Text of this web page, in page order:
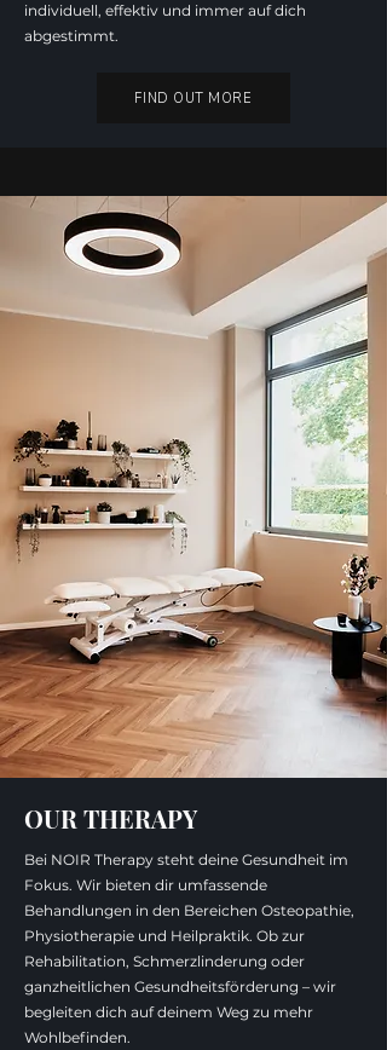
individuell, effektiv und immer auf dich
abgestimmt.
FIND OUT MORE
OUR THERAPY
Bei NOIR Therapy steht deine Gesundheit im
Fokus. Wir bieten dir umfassende
Behandlungen in den Bereichen Osteopathie,
Physiotherapie und Heilpraktik. Ob zur
Rehabilitation, Schmerzlinderung oder
ganzheitlichen Gesundheitsförderung – wir
begleiten dich auf deinem Weg zu mehr
Wohlbefinden.